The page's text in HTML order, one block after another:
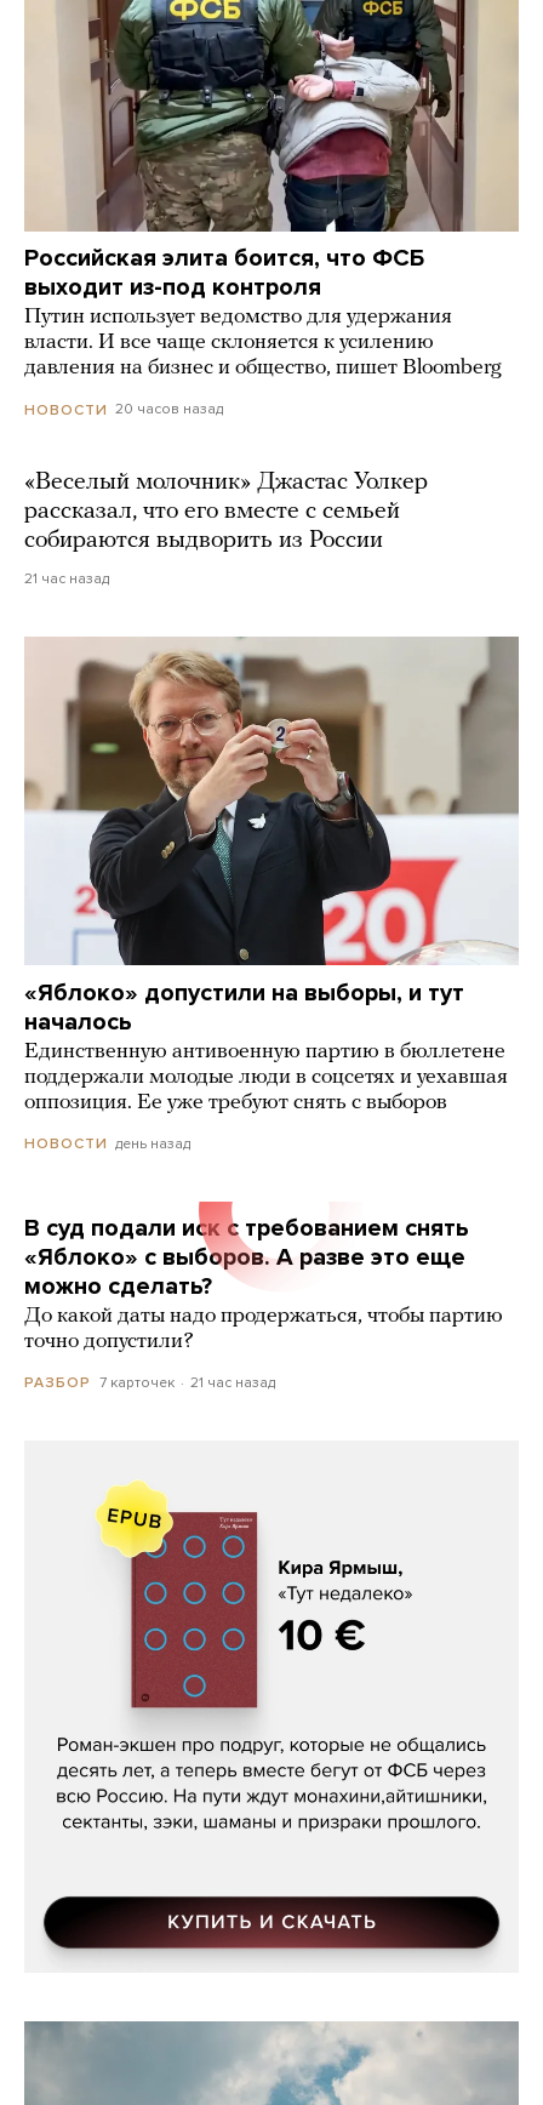
Российская элита боится, что ФСБ
выходит из-под контроля
Путин использует ведомство для удержания
власти. И все чаще склоняется к усилению
давления на бизнес и общество, пишет Bloomberg
НОВОСТИ 20 часов назад
«Веселый молочник» Джастас Уолкер
рассказал, что его вместе с семьей
собираются выдворить из России
21 час назад
«Яблоко» допустили на выборы, и тут
началось
Единственную антивоенную партию в бюллетене
поддержали молодые люди в соцсетях и уехавшая
оппозиция. Ее уже требуют снять с выборов
НОВОСТИ день назад
В суд подали иск с требованием снять
«Яблоко» с выборов. А разве это еще
можно сделать?
До какой даты надо продержаться, чтобы партию
точно допустили?
РАЗБОР 7 карточек 21 час назад
Кира Ярмыш, «Тут недалеко»